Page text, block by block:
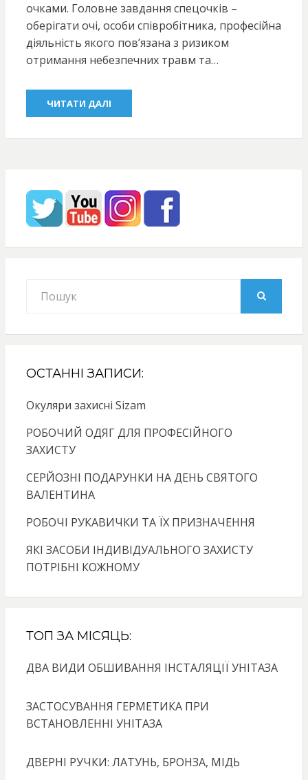
очками. Головне завдання спецочків –
оберігати очі, особи співробітника, професійна
діяльність якого пов’язана з ризиком
отримання небезпечних травм та…
ЧИТАТИ ДАЛІ
for:
ОСТАННІ ЗАПИСИ:
Окуляри захисні Sizam
РОБОЧИЙ ОДЯГ ДЛЯ ПРОФЕСІЙНОГО
ЗАХИСТУ
СЕРЙОЗНІ ПОДАРУНКИ НА ДЕНЬ СВЯТОГО
ВАЛЕНТИНА
РОБОЧІ РУКАВИЧКИ ТА ЇХ ПРИЗНАЧЕННЯ
ЯКІ ЗАСОБИ ІНДИВІДУАЛЬНОГО ЗАХИСТУ
ПОТРІБНІ КОЖНОМУ
ТОП ЗА МІСЯЦЬ:
ДВА ВИДИ ОБШИВАННЯ ІНСТАЛЯЦІЇ УНІТАЗА
ЗАСТОСУВАННЯ ГЕРМЕТИКА ПРИ
ВСТАНОВЛЕННІ УНІТАЗА
ДВЕРНІ РУЧКИ: ЛАТУНЬ, БРОНЗА, МІДЬ